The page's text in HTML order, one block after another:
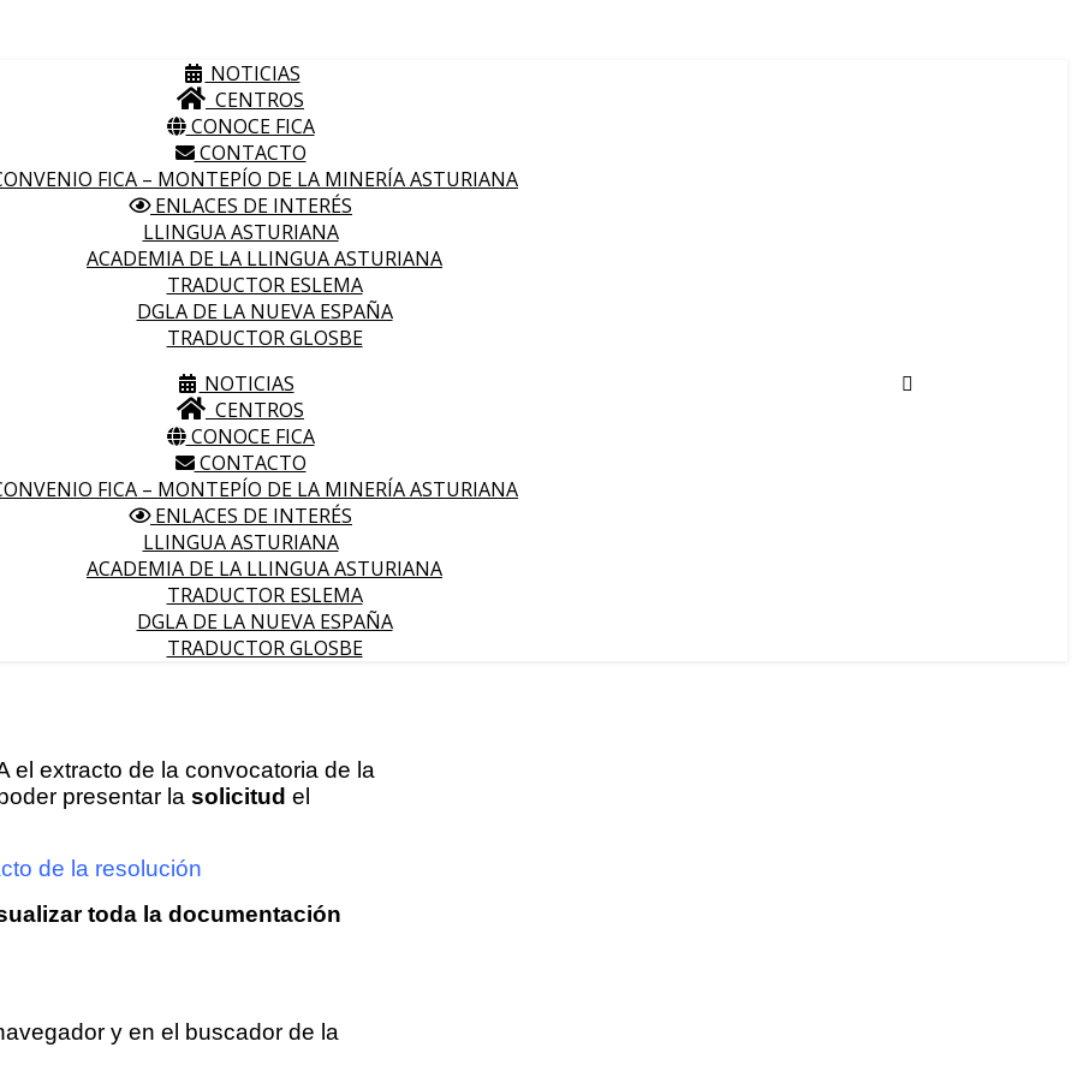
NOTICIAS
CENTROS
CONOCE FICA
CONTACTO
FICA – MONTEPÍO DE LA MINERÍA ASTURIANA
ENLACES DE INTERÉS
LLINGUA ASTURIANA
ACADEMIA DE LA LLINGUA ASTURIANA
TRADUCTOR ESLEMA
DGLA DE LA NUEVA ESPAÑA
TRADUCTOR GLOSBE
NOTICIAS
CENTROS
CONOCE FICA
CONTACTO
FICA – MONTEPÍO DE LA MINERÍA ASTURIANA
ENLACES DE INTERÉS
LLINGUA ASTURIANA
ACADEMIA DE LA LLINGUA ASTURIANA
TRADUCTOR ESLEMA
DGLA DE LA NUEVA ESPAÑA
TRADUCTOR GLOSBE
el extracto de la convocatoria de la
presentar la solicitud el
de la resolución
toda la documentación
y en el buscador de la